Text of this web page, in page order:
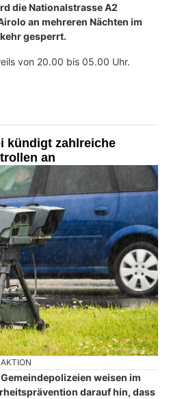
die Nationalstrasse A2
an mehreren Nächten im
gesperrt.
von 20.00 bis 05.00 Uhr.
kündigt zahlreiche
an
weisen im
darauf hin, dass